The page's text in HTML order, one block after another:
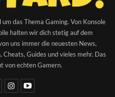
das Thema Gaming. Von Konsole
halten wir dich stetig auf dem
uns immer die neuesten News,
Cheats, Guides und vieles mehr. Das
von echten Gamern.